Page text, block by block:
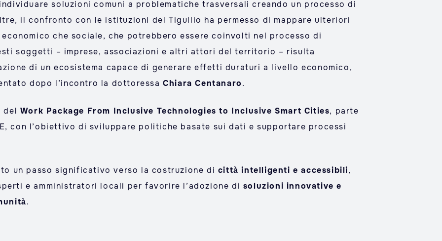
soluzioni comuni a problematiche trasversali creando un processo di
il confronto con le istituzioni del Tigullio ha permesso di mappare ulteriori
che sociale, che potrebbero essere coinvolti nel processo di
soggetti – imprese, associazioni e altri attori del territorio – risulta
di un ecosistema capace di generare effetti duraturi a livello economico,
dopo l’incontro la dottoressaChiara Centanaro.
del Work Package From Inclusive Technologies to Inclusive Smart Cities, parte
con l’obiettivo di sviluppare politiche basate sui dati e supportare processi
un passo significativo verso la costruzione di città intelligenti e accessibili,
e amministratori locali per favorire l’adozione di soluzioni innovative e
.